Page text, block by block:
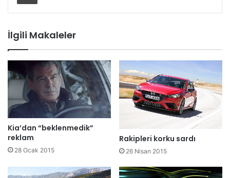
İlgili Makaleler
Kia’dan “beklenmedik”
reklam
28 Ocak 2015
Rakipleri korku sardı
26 Nisan 2015